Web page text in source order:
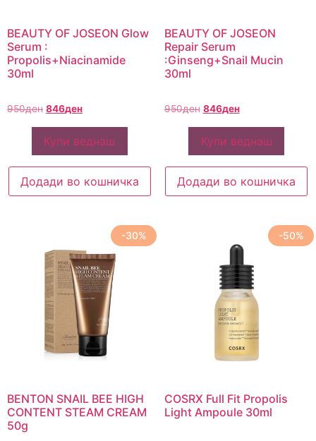
BEAUTY OF JOSEON Glow
Serum :
Propolis+Niacinamide
30ml
950ден 846ден
Купи веднаш
Додади во кошничка
BEAUTY OF JOSEON
Repair Serum
:Ginseng+Snail Mucin
30ml
950ден 846ден
Купи веднаш
Додади во кошничка
-30%
BENTON SNAIL BEE HIGH
CONTENT STEAM CREAM
50g
-50%
COSRX Full Fit Propolis
Light Ampoule 30ml